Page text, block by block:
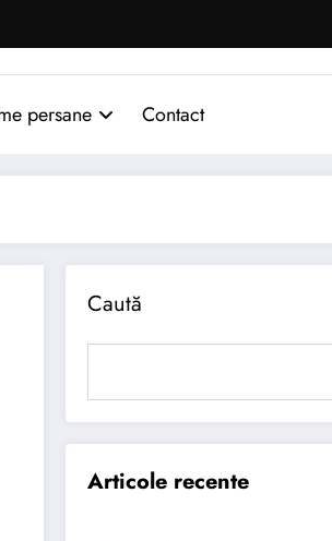
persane Contact
Caută
Articole recente